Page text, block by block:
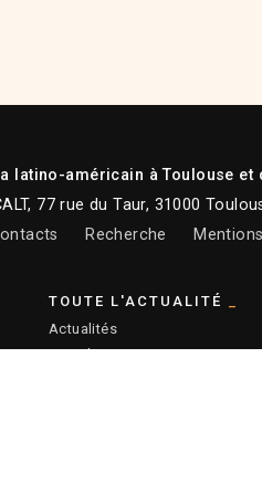
latino-américain à Toulouse et
77 rue du Taur, 31000
Recherche
TOUTE L'ACTUALITÉ
Actualités
Newsletter